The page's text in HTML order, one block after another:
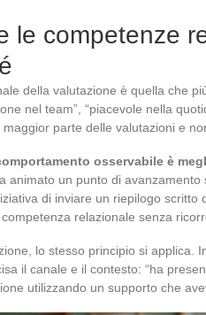
le competenze
della valutazione è quella che
nel team”, “piacevole nella
parte delle valutazioni e
osservabile è
animato un punto di
di inviare un riepilogo
relazionale senza
lo stesso principio si applica.
il canale e il contesto: “ha
utilizzando un supporto che